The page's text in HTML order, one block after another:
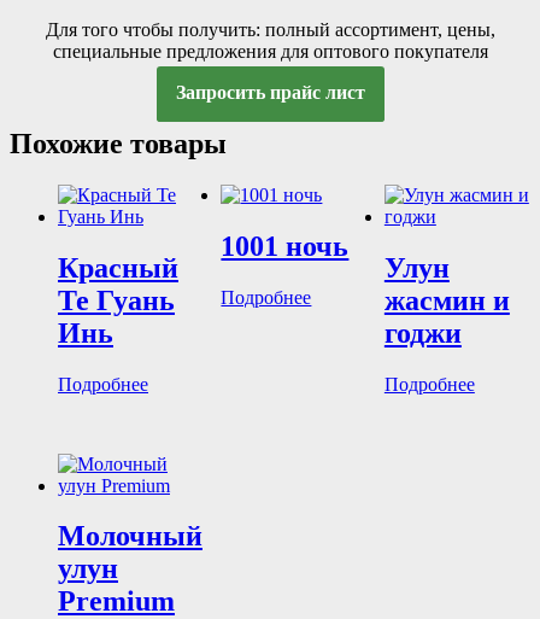
Для того чтобы получить: полный ассортимент, цены,
специальные предложения для оптового покупателя
Запросить прайс лист
Похожие товары
Красный
Те Гуань
Инь
Подробнее
1001 ночь
Подробнее
Улун
жасмин и
годжи
Подробнее
Молочный
улун
Premium